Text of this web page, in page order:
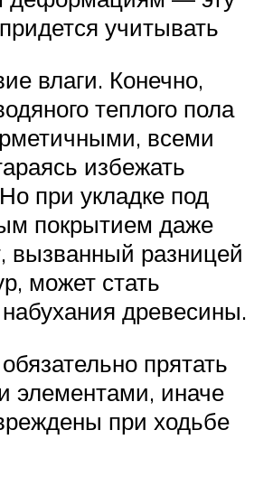
учитывать
влаги. Конечно,
теплого пола
всеми
избежать
при укладке под
покрытием даже
вызванный разницей
может стать
древесины.
прятать
элементами, иначе
при ходьбе